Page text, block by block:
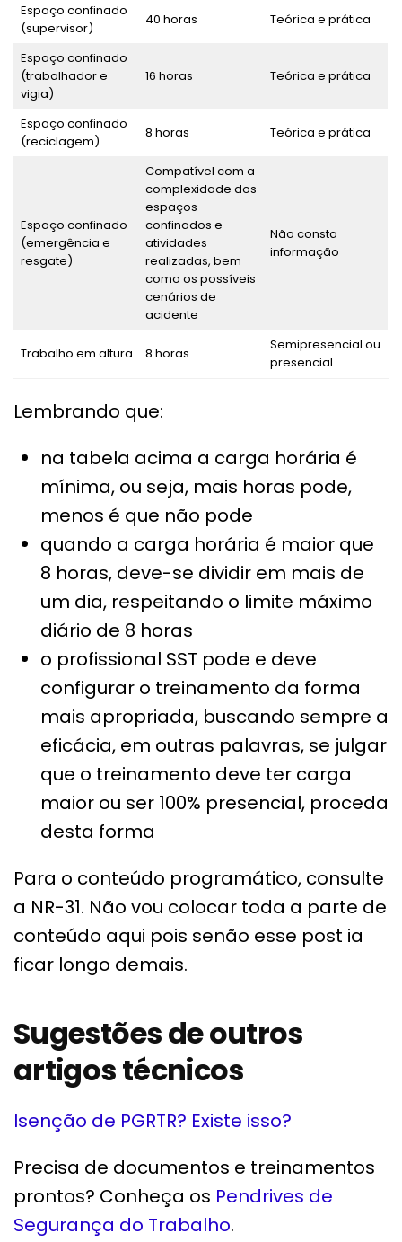
Espaço confinado
(supervisor)
40 horas Teórica e prática
Espaço confinado
(trabalhador e
vigia)
16 horas Teórica e prática
Espaço confinado
(reciclagem)
8 horas Teórica e prática
Espaço confinado
(emergência e
resgate)
Compatível com a
complexidade dos
espaços
confinados e
atividades
realizadas, bem
como os possíveis
cenários de
acidente
Não consta
informação
Trabalho em altura 8 horas
Semipresencial ou
presencial
Lembrando que:
na tabela acima a carga horária é
mínima, ou seja, mais horas pode,
menos é que não pode
quando a carga horária é maior que
8 horas, deve-se dividir em mais de
um dia, respeitando o limite máximo
diário de 8 horas
o profissional SST pode e deve
configurar o treinamento da forma
mais apropriada, buscando sempre a
eficácia, em outras palavras, se julgar
que o treinamento deve ter carga
maior ou ser 100% presencial, proceda
desta forma
Para o conteúdo programático, consulte
a NR-31. Não vou colocar toda a parte de
conteúdo aqui pois senão esse post ia
ficar longo demais.
Sugestões de outros
artigos técnicos
Isenção de PGRTR? Existe isso?
Precisa de documentos e treinamentos
prontos? Conheça os Pendrives de
Segurança do Trabalho.